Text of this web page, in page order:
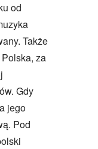
od
Także
za
Gdy
jego
Pod